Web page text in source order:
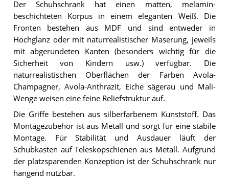
Der Schuhschrank hat einen matten, melamin-
beschichteten Korpus in einem eleganten Weiß. Die
Fronten bestehen aus MDF und sind entweder in
Hochglanz oder mit naturrealistischer Maserung, jeweils
mit abgerundeten Kanten (besonders wichtig für die
Sicherheit von Kindern usw.) verfügbar. Die
naturrealistischen Oberflächen der Farben Avola-
Champagner, Avola-Anthrazit, Eiche sägerau und Mali-
Wenge weisen eine feine Reliefstruktur auf.
Die Griffe bestehen aus silberfarbenem Kunststoff. Das
Montagezubehör ist aus Metall und sorgt für eine stabile
Montage. Für Stabilität und Ausdauer läuft der
Schubkasten auf Teleskopschienen aus Metall. Aufgrund
der platzsparenden Konzeption ist der Schuhschrank nur
hängend nutzbar.